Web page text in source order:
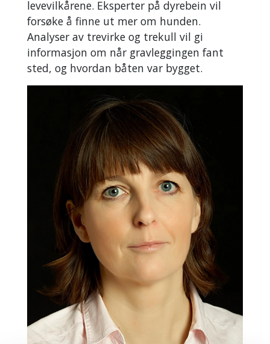
levevilkårene. Eksperter på dyrebein vil
forsøke å finne ut mer om hunden.
Analyser av trevirke og trekull vil gi
informasjon om når gravleggingen fant
sted, og hvordan båten var bygget.